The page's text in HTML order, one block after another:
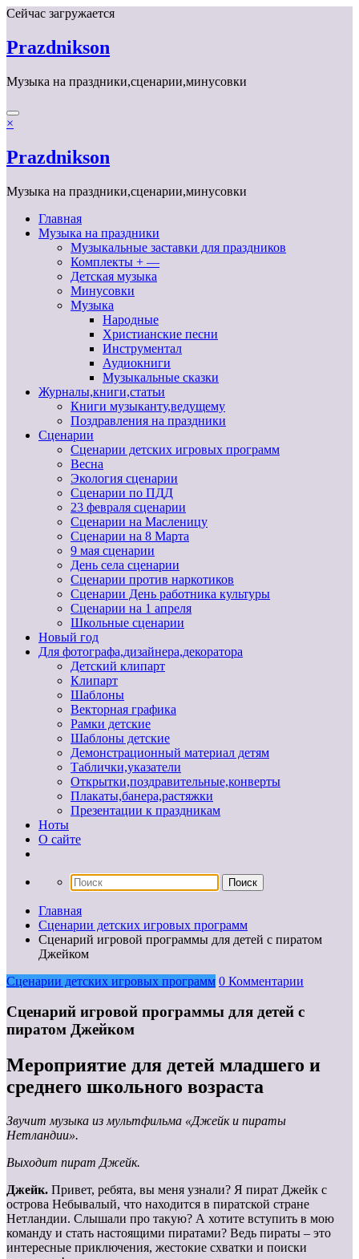
Перейти
содержимому
Сейчас загружается
Prazdnikson
Музыка на праздники,сценарии,минусовки
×
Prazdnikson
Музыка на праздники,сценарии,минусовки
Главная
Музыка на праздники
Музыкальные заставки для праздников
Комплекты + —
Детская музыка
Минусовки
Музыка
Народные
Христианские песни
Инструментал
Аудиокниги
Музыкальные сказки
Журналы,книги,статьи
Книги музыканту,ведущему
Поздравления на праздники
Сценарии
Сценарии детских игровых программ
Весна
Экология сценарии
Сценарии по ПДД
23 февраля сценарии
Сценарии на Масленицу
Сценарии на 8 Марта
9 мая сценарии
День села сценарии
Сценарии против наркотиков
Сценарии День работника культуры
Сценарии на 1 апреля
Школьные сценарии
Новый год
Для фотографа,дизайнера,декоратора
Детский клипарт
Клипарт
Шаблоны
Векторная графика
Рамки детские
Шаблоны детские
Демонстрационный материал детям
Таблички,указатели
Открытки,поздравительные,конверты
Плакаты,банера,растяжки
Презентации к праздникам
Ноты
О сайте
Главная
Сценарии детских игровых программ
Сценарий игровой программы для детей с пиратом
Джейком
Сценарии детских игровых программ 0 Комментарии
Сценарий игровой программы для детей с
пиратом Джейком
Мероприятие для детей младшего и
среднего школьного возраста
Звучит музыка из мультфильма «Джейк и пираты
Нетландии».
Выходит пират Джейк.
Джейк. Привет, ребята, вы меня узнали? Я пират Джейк с
острова Небывалый, что находится в пиратской стране
Нетландии. Слышали про такую? А хотите вступить в мою
команду и стать настоящими пиратами? Ведь пираты – это
интересные приключения, жестокие схватки и поиски